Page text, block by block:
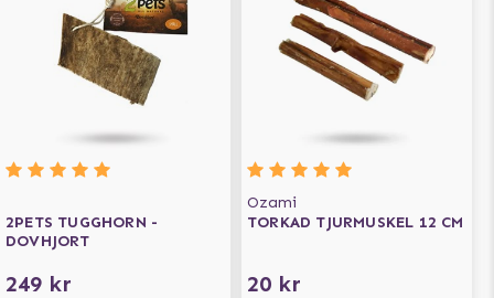
2PETS TUGGHORN -
DOVHJORT
249 kr
Ozami
TORKAD TJURMUSKEL 12 CM
20 kr